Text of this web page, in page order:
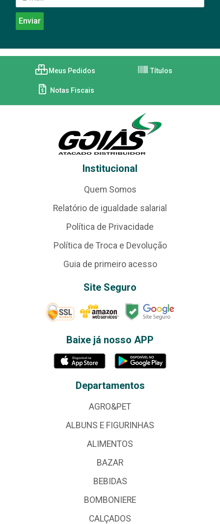
Meus Pedidos Títulos
Notas Fiscais
Institucional
Quem Somos
Relatório de igualdade salarial
Política de Privacidade
Política de Troca e Devolução
Guia de primeiro acesso
Site Seguro
Baixe já nosso APP
Departamentos
AGRO&PET
ALBUNS E FIGURINHAS
ALIMENTOS
BAZAR
BEBIDAS
BOMBONIERE
CALÇADOS